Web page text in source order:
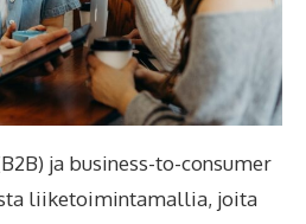
ja business-to-consumer
liiketoimintamallia, joita